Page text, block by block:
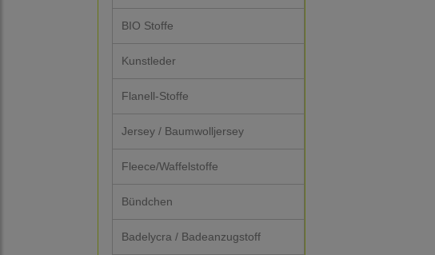
BIO Stoffe
Kunstleder
Flanell-Stoffe
Jersey / Baumwolljersey
Fleece/Waffelstoffe
Bündchen
Badelycra / Badeanzugstoff